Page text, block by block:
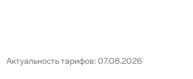
Актуальность тарифов: 07.08.2026